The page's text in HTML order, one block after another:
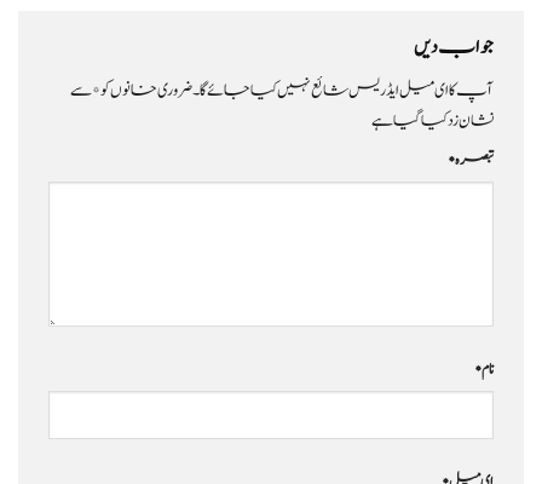
جواب دیں
آپ کا ای میل ایڈریس شائع نہیں کیا جائے گا۔ضروری خانوں کو*سے
نشان زد کیا گیا ہے
تبصرہ*
نام*